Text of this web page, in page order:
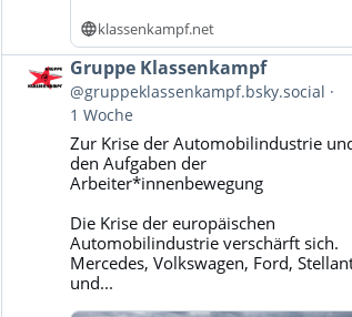
klassenkampf.net
Beitrag
von
Gruppe
Klassenkampf
Bluesky
Gruppe Klassenkampf
@gruppeklassenkampf.bsky.social
1 Woche
Zur Krise der Automobilindustrie
den Aufgaben der
Arbeiter*innenbewegung
Die Krise der europäischen
Automobilindustrie verschärft sich.
Mercedes, Volkswagen, Ford,
und...